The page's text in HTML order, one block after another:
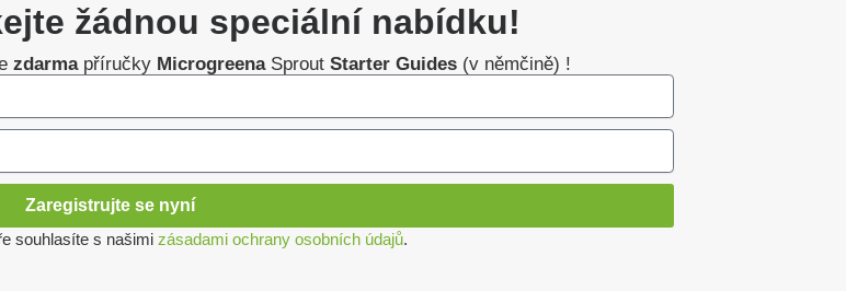
žádnou speciální nabídku!
zdarmapříručky MicrogreenaSprout Starter Guides (v němčině) !
Zaregistrujte se nyní
souhlasíte s našimi zásadami ochrany osobních údajů.